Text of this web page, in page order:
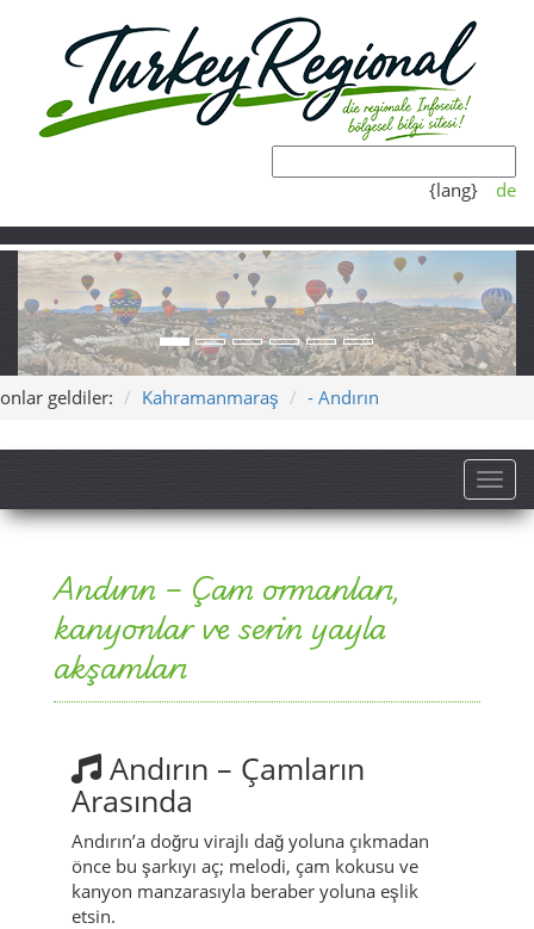
{lang} de
onlar geldiler: Kahramanmaraş - Andırın
Andırın – Çam ormanları,
kanyonlar ve serin yayla
akşamları
Andırın – Çamların
Arasında
Andırın’a doğru virajlı dağ yoluna çıkmadan
önce bu şarkıyı aç; melodi, çam kokusu ve
kanyon manzarasıyla beraber yoluna eşlik
etsin.